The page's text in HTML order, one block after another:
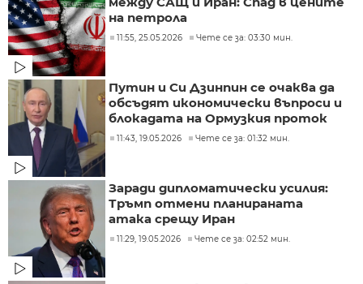
на петрола
11:55, 25.05.2026 Чете се за: 03:30 мин.
Путин и Си Дзинпин се очаква да
обсъдят икономически въпроси и
блокадата на Ормузкия проток
11:43, 19.05.2026 Чете се за: 01:32 мин.
Заради дипломатически усилия:
Тръмп отмени планираната
атака срещу Иран
11:29, 19.05.2026 Чете се за: 02:52 мин.